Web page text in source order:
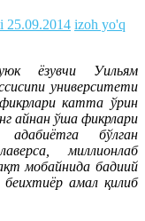
25.09.2014 izoh yo'q
ёзувчи Уильям
университети
катта ўрин
айнан ўша фикрлари
бўлган
миллионлаб
мобайнида бадиий
амал қилиб